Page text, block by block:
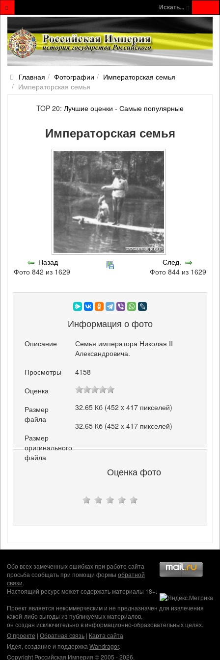
Искать...
Главная Фотографии
Императорская семья
Императорская семья
TOP 20: Лучшие оценки - Самые популярные
Императорская семья
Назад
Фото 842 из 1629
След.
Фото 844 из 1629
Информация о фото
Описание
Семья императора Николая II
Александровича.
Просмотры
4158
Оценка
Размер
файла
32.65 Кб (452 x 417 пикселей)
Размер
оригинального
файла
32.65 Кб (452 x 417 пикселей)
Оценка фото
Обо всех замеченных ошибках при работе сайта
просьба сообщать при помощи формы обратной
связи.
Настоящий ресурс может содержать материалы 18+.
Проект является некоммерческим и не предназначен для извлечения
какой-либо выгоды из публикуемых материалов,
он создан исключительно в информационно-образовательных целях.
О проекте | Обратная связь | Карта сайта
Идея, создание и поддержка Wandragor.
Copyright Российская Империя © 2005 - 2026.